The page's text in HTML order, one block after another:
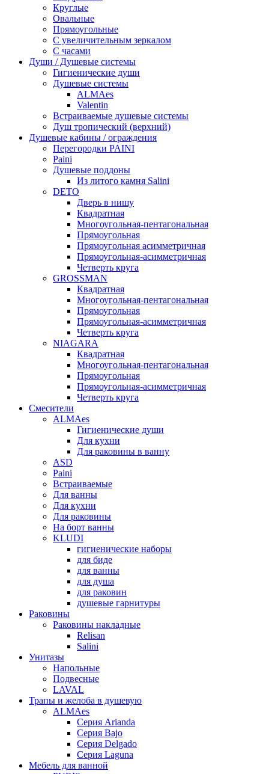
Круглые
Овальные
Прямоугольные
С увеличительным зеркалом
С часами
Души / Душевые системы
Гигиенические души
Душевые системы
ALMAes
Valentin
Встраиваемые душевые системы
Душ тропический (верхний)
Душевые кабины / ограждения
Перегородки PAINI
Paini
Душевые поддоны
Из литого камня Salini
DETO
Дверь в нишу
Квадратная
Многоугольная-пентагональная
Прямоугольная
Прямоугольная асимметричная
Прямоугольная-асимметричная
Четверть круга
GROSSMAN
Квадратная
Многоугольная-пентагональная
Прямоугольная
Прямоугольная-асимметричная
Четверть круга
NIAGARA
Квадратная
Многоугольная-пентагональная
Прямоугольная
Прямоугольная-асимметричная
Четверть круга
Смесители
ALMAes
Гигиенические души
Для кухни
Для раковины в ванну
ASD
Paini
Встраиваемые
Для ванны
Для кухни
Для раковины
На борт ванны
KLUDI
гигиенические наборы
для биде
для ванны
для душа
для раковин
душевые гарнитуры
Раковины
Раковины накладные
Relisan
Salini
Унитазы
Напольные
Подвесные
LAVAL
Трапы и желоба в душевую
ALMAes
Серия Arianda
Серия Bajo
Серия Delgado
Серия Laguna
Мебель для ванной